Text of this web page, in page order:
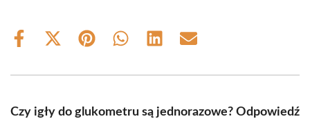
Share
Share
(Twitter)
Share Share Share Share
Czy igły do glukometru są jednorazowe? Odpowiedź